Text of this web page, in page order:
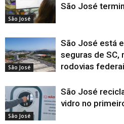
São José
São José
São José
São José está
seguras de SC,
rodovias
São José
São José
vidro no